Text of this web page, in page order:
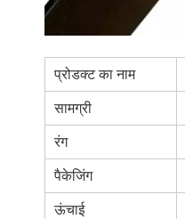
प्रोडक्ट का नाम
सामग्री
रंग
पैकेजिंग
ऊंचाई